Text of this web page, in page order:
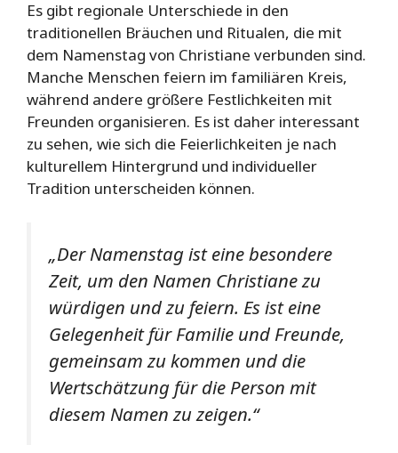
Es gibt regionale Unterschiede in den
traditionellen Bräuchen und Ritualen, die mit
dem Namenstag von Christiane verbunden sind.
Manche Menschen feiern im familiären Kreis,
während andere größere Festlichkeiten mit
Freunden organisieren. Es ist daher interessant
zu sehen, wie sich die Feierlichkeiten je nach
kulturellem Hintergrund und individueller
Tradition unterscheiden können.
„Der Namenstag ist eine besondere
Zeit, um den Namen Christiane zu
würdigen und zu feiern. Es ist eine
Gelegenheit für Familie und Freunde,
gemeinsam zu kommen und die
Wertschätzung für die Person mit
diesem Namen zu zeigen.“